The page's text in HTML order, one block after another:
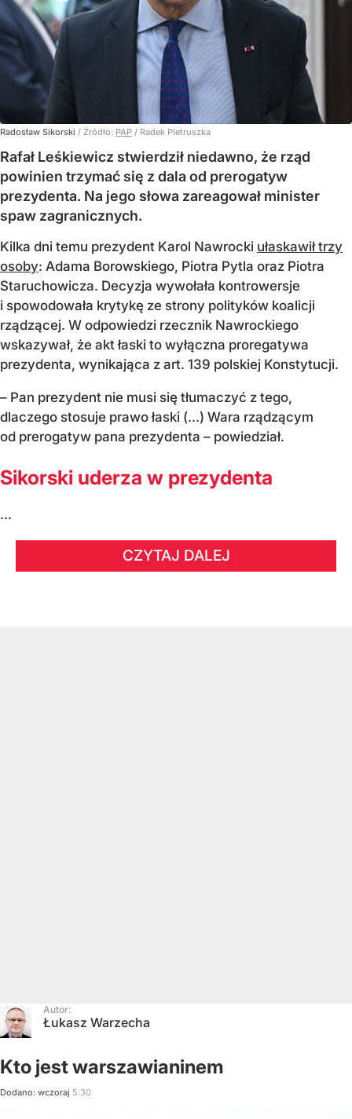
Radosław Sikorski / Źródło: PAP / Radek Pietruszka
Rafał Leśkiewicz stwierdził niedawno, że rząd
powinien trzymać się z dala od prerogatyw
prezydenta. Na jego słowa zareagował minister
spaw zagranicznych.
Kilka dni temu prezydent Karol Nawrocki ułaskawił trzy
osoby: Adama Borowskiego, Piotra Pytla oraz Piotra
Staruchowicza. Decyzja wywołała kontrowersje
i spowodowała krytykę ze strony polityków koalicji
rządzącej. W odpowiedzi rzecznik Nawrockiego
wskazywał, że akt łaski to wyłączna proregatywa
prezydenta, wynikająca z art. 139 polskiej Konstytucji.
– Pan prezydent nie musi się tłumaczyć z tego,
dlaczego stosuje prawo łaski (...) Wara rządzącym
od prerogatyw pana prezydenta – powiedział.
Sikorski uderza w prezydenta
...
CZYTAJ DALEJ
Autor:
Łukasz Warzecha
Kto jest warszawianinem
Dodano: wczoraj 5:30